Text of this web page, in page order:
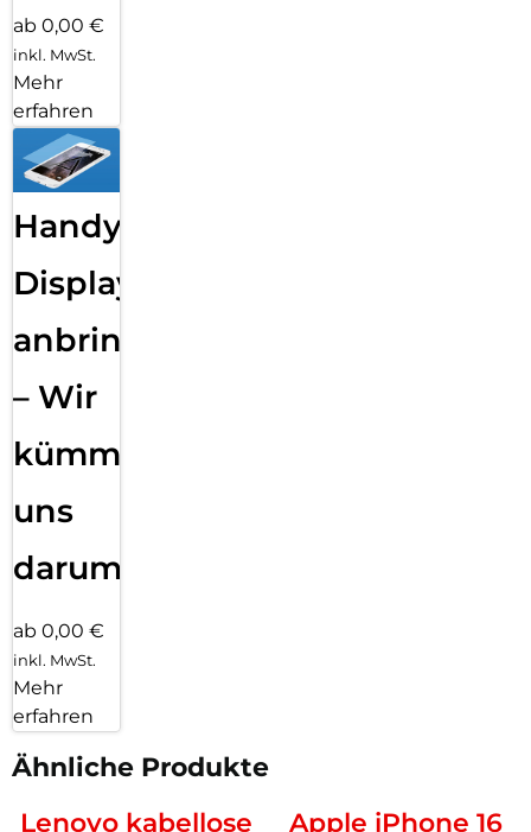
ab 0,00 €
inkl. MwSt.
Mehr
erfahren
Handy
Displayfolie
anbringen
– Wir
kümmern
uns
darum!
ab 0,00 €
inkl. MwSt.
Mehr
erfahren
Ähnliche Produkte
Lenovo kabellose
Apple iPhone 16